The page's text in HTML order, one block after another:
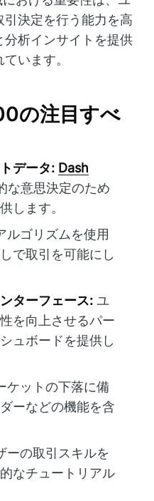
決定を行う能力を高
析インサイトを提供
います。
の注目すべ
データ: Dash
な意思決定のため
します。
ルゴリズムを使用
で取引を可能にし
ターフェース: ユ
を向上させるパー
ュボードを提供し
ケットの下落に備
ーなどの機能を含
ーの取引スキルを
なチュートリアル